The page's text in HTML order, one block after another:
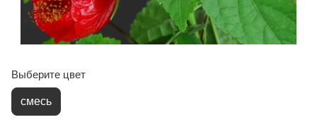
Выберите цвет
смесь